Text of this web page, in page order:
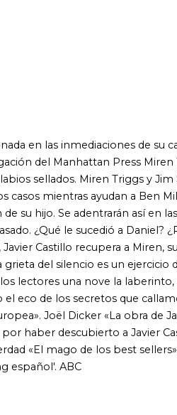
a Ben Miller, padre de Daniel y
así en las profundidades de un
a Daniel? ¿Puede el silencio ser el
a Miren, su personaje más icónico,
es un ejercicio de alta narrativa de
la laberinto, efervescente y
que callamos. La crítica ha dicho:
a Javier Castillo». Donato Carrisi
los best sellers». Elle «El maestro del